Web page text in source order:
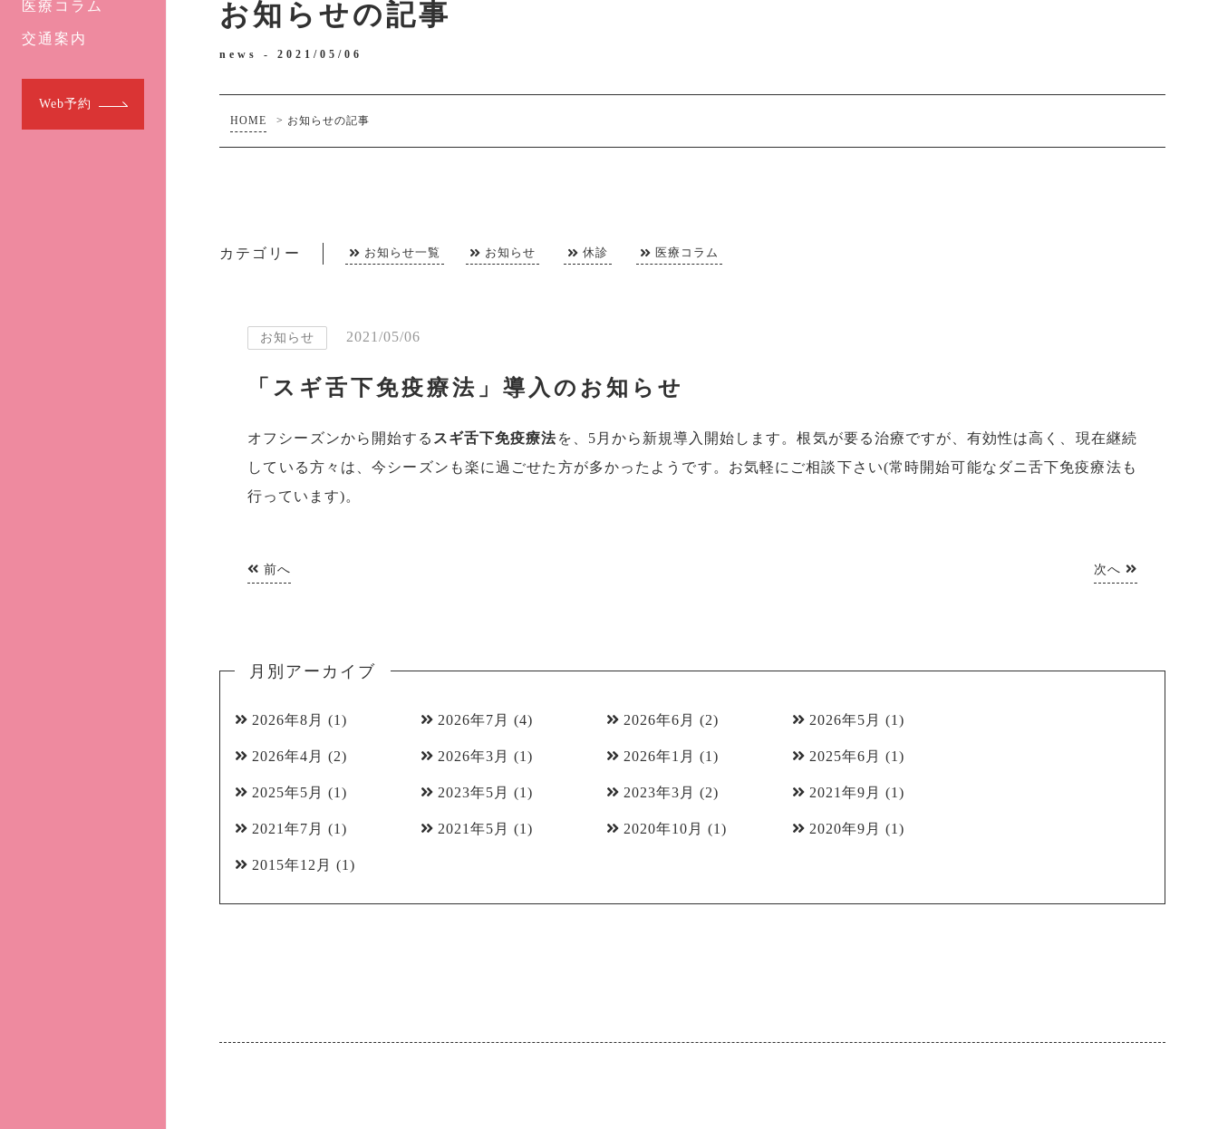
医療コラム
交通案内
Web予約
お知らせの記事
news - 2021/05/06
HOME > お知らせの記事
カテゴリー お知らせ一覧 お知らせ 休診 医療コラム
お知らせ 2021/05/06
「スギ舌下免疫療法」導入のお知らせ
オフシーズンから開始する スギ舌下免疫療法を、5月から新規導入開始します。根気が要る治療ですが、有効性は高く、現在継続
している方々は、今シーズンも楽に過ごせた方が多かったようです。お気軽にご相談下さい(常時開始可能なダニ舌下免疫療法も
行っています)。
前へ 次へ
月別アーカイブ
2026年8月 (1) 2026年7月 (4) 2026年6月 (2) 2026年5月 (1)
2026年4月 (2) 2026年3月 (1) 2026年1月 (1) 2025年6月 (1)
2025年5月 (1) 2023年5月 (1) 2023年3月 (2) 2021年9月 (1)
2021年7月 (1) 2021年5月 (1) 2020年10月 (1) 2020年9月 (1)
2015年12月 (1)